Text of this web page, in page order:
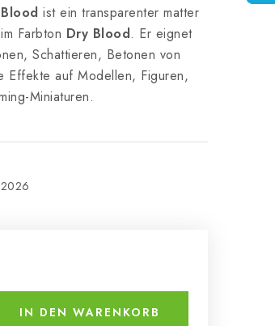
ist ein transparenter matter
Farbton Dry Blood. Er eignet
Schattieren, Betonen von
Effekte auf Modellen, Figuren,
Miniaturen.
IN DEN WARENKORB